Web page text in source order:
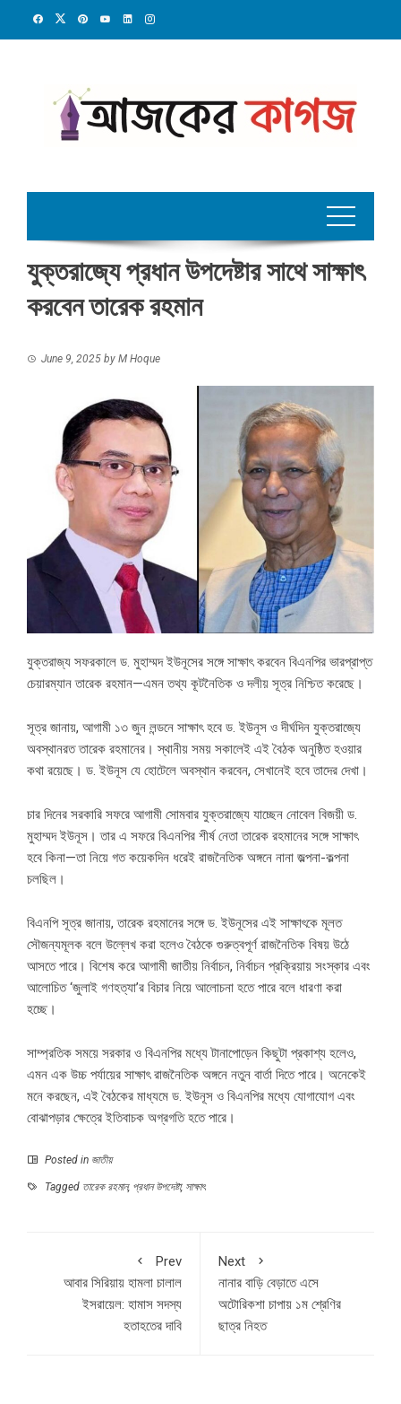
যুক্তরাজ্যে প্রধান উপদেষ্টার সাথে সাক্ষাৎ
করবেন তারেক রহমান
June 9, 2025 by M Hoque
যুক্তরাজ্য সফরকালে ড. মুহাম্মদ ইউনূসের সঙ্গে সাক্ষাৎ করবেন বিএনপির ভারপ্রাপ্ত
চেয়ারম্যান তারেক রহমান—এমন তথ্য কূটনৈতিক ও দলীয় সূত্র নিশ্চিত করেছে।
সূত্র জানায়, আগামী ১৩ জুন লন্ডনে সাক্ষাৎ হবে ড. ইউনূস ও দীর্ঘদিন যুক্তরাজ্যে
অবস্থানরত তারেক রহমানের। স্থানীয় সময় সকালেই এই বৈঠক অনুষ্ঠিত হওয়ার
কথা রয়েছে। ড. ইউনূস যে হোটেলে অবস্থান করবেন, সেখানেই হবে তাদের দেখা।
চার দিনের সরকারি সফরে আগামী সোমবার যুক্তরাজ্যে যাচ্ছেন নোবেল বিজয়ী ড.
মুহাম্মদ ইউনূস। তার এ সফরে বিএনপির শীর্ষ নেতা তারেক রহমানের সঙ্গে সাক্ষাৎ
হবে কিনা—তা নিয়ে গত কয়েকদিন ধরেই রাজনৈতিক অঙ্গনে নানা জল্পনা-কল্পনা
চলছিল।
বিএনপি সূত্র জানায়, তারেক রহমানের সঙ্গে ড. ইউনূসের এই সাক্ষাৎকে মূলত
সৌজন্যমূলক বলে উল্লেখ করা হলেও বৈঠকে গুরুত্বপূর্ণ রাজনৈতিক বিষয় উঠে
আসতে পারে। বিশেষ করে আগামী জাতীয় নির্বাচন, নির্বাচন প্রক্রিয়ায় সংস্কার এবং
আলোচিত ‘জুলাই গণহত্যা’র বিচার নিয়ে আলোচনা হতে পারে বলে ধারণা করা
হচ্ছে।
সাম্প্রতিক সময়ে সরকার ও বিএনপির মধ্যে টানাপোড়েন কিছুটা প্রকাশ্য হলেও,
এমন এক উচ্চ পর্যায়ের সাক্ষাৎ রাজনৈতিক অঙ্গনে নতুন বার্তা দিতে পারে। অনেকেই
মনে করছেন, এই বৈঠকের মাধ্যমে ড. ইউনূস ও বিএনপির মধ্যে যোগাযোগ এবং
বোঝাপড়ার ক্ষেত্রে ইতিবাচক অগ্রগতি হতে পারে।
Posted in জাতীয়
Tagged তারেক রহমান, প্রধান উপদেষ্টা, সাক্ষাৎ
Prev
আবার সিরিয়ায় হামলা চালাল
ইসরায়েল: হামাস সদস্য
হতাহতের দাবি
Next
নানার বাড়ি বেড়াতে এসে
অটোরিকশা চাপায় ১ম শ্রেণির
ছাত্র নিহত